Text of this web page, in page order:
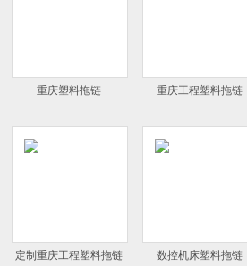
重庆塑料拖链 重庆工程塑料拖链
定制重庆工程塑料拖链 数控机床塑料拖链